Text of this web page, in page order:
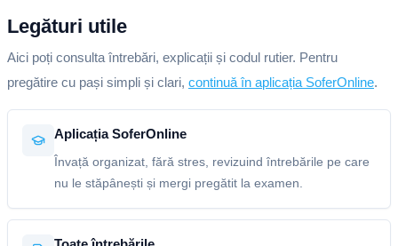
Legături utile
Aici poți consulta întrebări, explicații și codul rutier. Pentru
pregătire cu pași simpli și clari, continuă în aplicația SoferOnline.
Aplicația SoferOnline
Învață organizat, fără stres, revizuind întrebările pe care
nu le stăpânești și mergi pregătit la examen.